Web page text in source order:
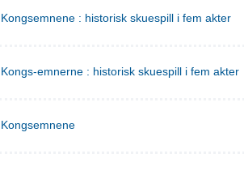
Kongsemnene : historisk skuespill i fem akter
Kongs-emnerne : historisk skuespill i fem akter
Kongsemnene